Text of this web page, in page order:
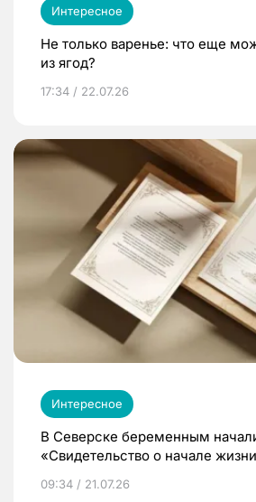
Интересное
Не только варенье: что еще
из ягод?
17:34 / 22.07.26
Интересное
В Северске беременным
«Свидетельство о начале
09:34 / 21.07.26